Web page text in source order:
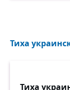
Тиха
Тиха